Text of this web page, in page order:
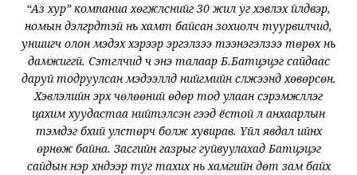
“Аз хур” компаниа хөгжүүлснийг 30 жил уг хэвлэх үйлдвэр,
номын дэлгүүрүүдтэй нь хамт байсан зохиолч туурвилчид,
уншигч олон мэдэх хэрээр эргэлзээ тээнэгэлзээ төрөх нь
дамжиггүй. Сэтгүүлчид ч энэ талаар Б.Батцэцэг сайдаас
даруй тодруулсан мэдээллүүд нийгмийн сүлжээнд хөвөрсөн.
Хэвлэлийн эрх чөлөөний өдөр тод улаан сэрэмжлүүлэг
цахим хуудастаа нийтэлсэн гээд ёстой л анхаарлын
тэмдэг бүхий улстөрч болж хувирав. Үйл явдал ийнхүү
өрнөж байна. Засгийн газрыг гуйвуулахад Батцэцэг
сайдын нэр хүндээр туг тахих нь хамгийн дөт зам байх